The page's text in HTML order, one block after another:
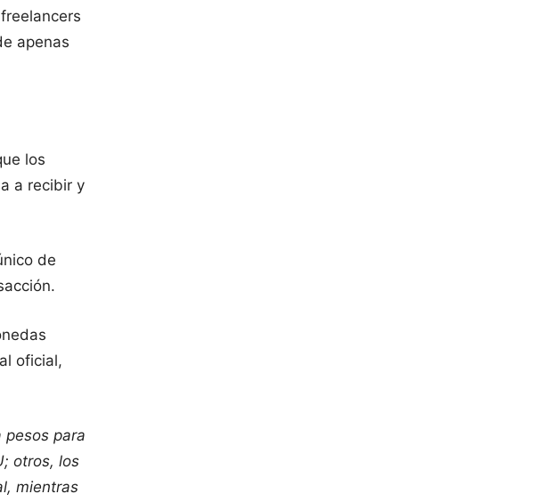
apenas
los
a recibir y
de
oficial,
pesos para
otros, los
mientras